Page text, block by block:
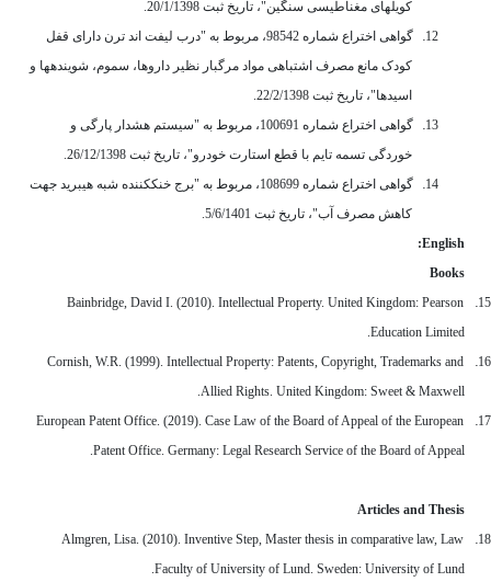
کویل­های مغناطیسی سنگین"، تاریخ ثبت 20/1/1398.
12.
گواهی اختراع شماره 98542، مربوط به "درب لیفت اند ترن دارای قفل
کودک مانع مصرف اشتباهی مواد مرگبار نظیر داروها، سموم، شوینده­ها و
اسیدها"، تاریخ ثبت 22/2/1398.
13.
گواهی اختراع شماره 100691، مربوط به "سیستم هشدار پارگی و
خوردگی تسمه تایم با قطع استارت خودرو"، تاریخ ثبت 26/12/1398.
14.
گواهی اختراع شماره 108699، مربوط به "برج خنک­کننده شبه هیبرید جهت
کاهش مصرف آب"، تاریخ ثبت 5/6/1401.
English:
Books
15.
Bainbridge, David I. (2010). Intellectual Property. United Kingdom: Pearson
Education Limited.
16.
Cornish, W.R. (1999). Intellectual Property: Patents, Copyright, Trademarks and
Allied Rights. United Kingdom: Sweet & Maxwell.
17.
European Patent Office. (2019). Case Law of the Board of Appeal of the European
Patent Office. Germany: Legal Research Service of the Board of Appeal.
Articles and Thesis
18.
Almgren, Lisa. (2010). Inventive Step, Master thesis in comparative law, Law
Faculty of University of Lund. Sweden: University of Lund.